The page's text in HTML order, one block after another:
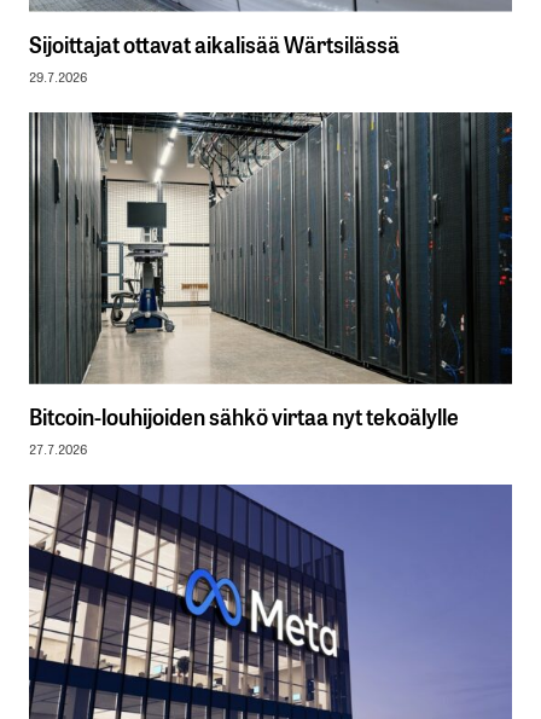
Sijoittajat ottavat aikalisää Wärtsilässä
29.7.2026
Bitcoin-louhijoiden sähkö virtaa nyt tekoälylle
27.7.2026